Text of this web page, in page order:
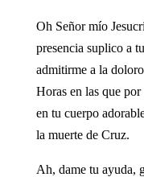
Oh Señor mío
presencia suplico a
admitirme a la
Horas en las que
en tu cuerpo
la muerte de Cruz.
Ah, dame tu ayuda,